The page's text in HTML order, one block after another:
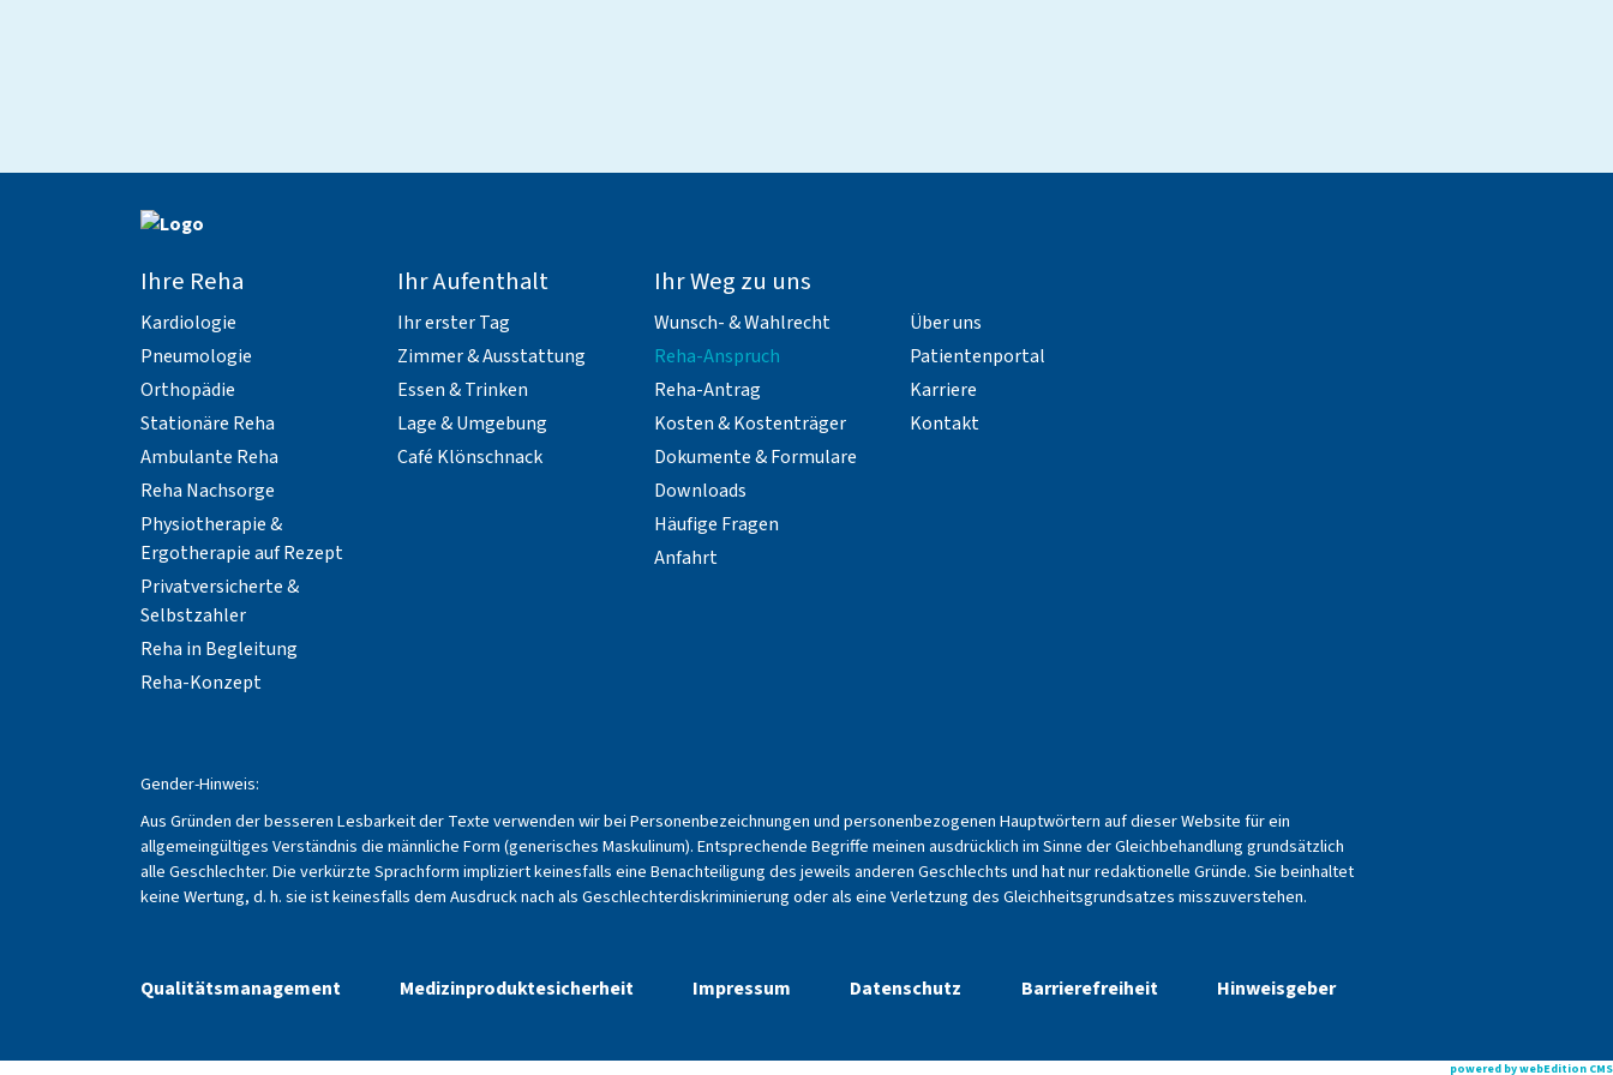
Ihre Reha
Kardiologie
Pneumologie
Orthopädie
Stationäre Reha
Ambulante Reha
Reha Nachsorge
Physiotherapie &
Ergotherapie auf Rezept
Privatversicherte &
Selbstzahler
Reha in Begleitung
Reha-Konzept
Ihr Aufenthalt
Ihr erster Tag
Zimmer & Ausstattung
Essen & Trinken
Lage & Umgebung
Café Klönschnack
Ihr Weg zu uns
Wunsch- & Wahlrecht
Reha-Anspruch
Reha-Antrag
Kosten & Kostenträger
Dokumente & Formulare
Downloads
Häufige Fragen
Anfahrt
Über uns
Patientenportal
Karriere
Kontakt
Gender-Hinweis:
Aus Gründen der besseren Lesbarkeit der Texte verwenden wir bei Personenbezeichnungen und personenbezogenen Hauptwörtern auf dieser Website für ein
allgemeingültiges Verständnis die männliche Form (generisches Maskulinum). Entsprechende Begriffe meinen ausdrücklich im Sinne der Gleichbehandlung grundsätzlich
alle Geschlechter. Die verkürzte Sprachform impliziert keinesfalls eine Benachteiligung des jeweils anderen Geschlechts und hat nur redaktionelle Gründe. Sie beinhaltet
keine Wertung, d. h. sie ist keinesfalls dem Ausdruck nach als Geschlechterdiskriminierung oder als eine Verletzung des Gleichheitsgrundsatzes misszuverstehen.
Qualitätsmanagement Medizinproduktesicherheit Impressum Datenschutz Barrierefreiheit Hinweisgeber
powered by webEdition CMS